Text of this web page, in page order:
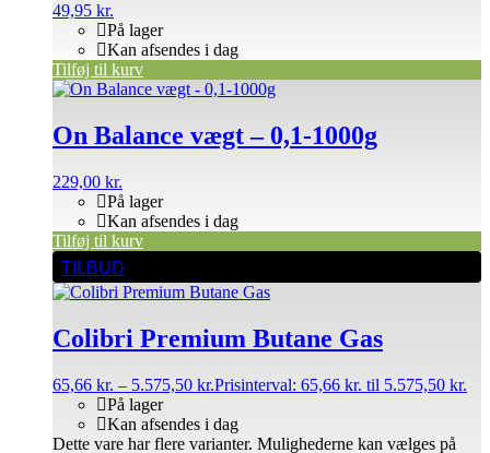
49,95 kr.
På lager
Kan afsendes i dag
Tilføj til kurv
On Balance vægt – 0,1-1000g
229,00 kr.
På lager
Kan afsendes i dag
Tilføj til kurv
TILBUD
Colibri Premium Butane Gas
65,66 kr. – 5.575,50 kr.Prisinterval: 65,66 kr. til 5.575,50 kr.
På lager
Kan afsendes i dag
Dette vare har flere varianter. Mulighederne kan vælges på